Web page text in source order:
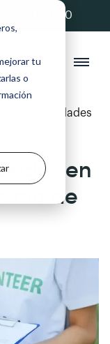
tu
o
ANFIX20
de sociedades
en
de